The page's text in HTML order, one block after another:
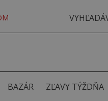
BAZÁR ZĽAVY TÝŽDŇA